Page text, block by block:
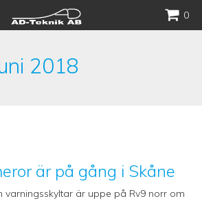
0
2018
är på gång i Skåne
varningsskyltar är uppe på Rv9 norr om